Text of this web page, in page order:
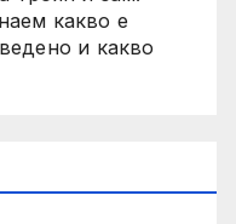
какво е
и какво